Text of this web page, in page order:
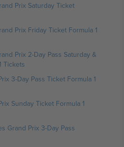
Prix Saturday Ticket
Prix Friday Ticket Formula 1
Prix 2-Day Pass Saturday &
Tickets
3-Day Pass Ticket Formula 1
Sunday Ticket Formula 1
Grand Prix 3-Day Pass